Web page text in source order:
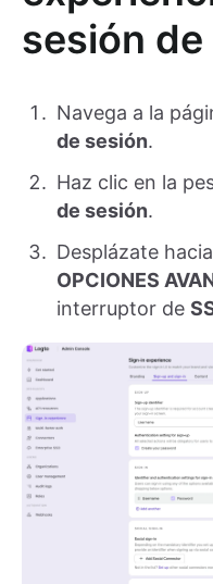
sesión
Navega a la
de sesión.
Haz clic en la
de sesión.
Desplázate
OPCIONES
interruptor de